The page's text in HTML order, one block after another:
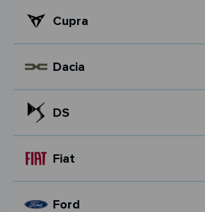
Cupra
Dacia
DS
Fiat
Ford